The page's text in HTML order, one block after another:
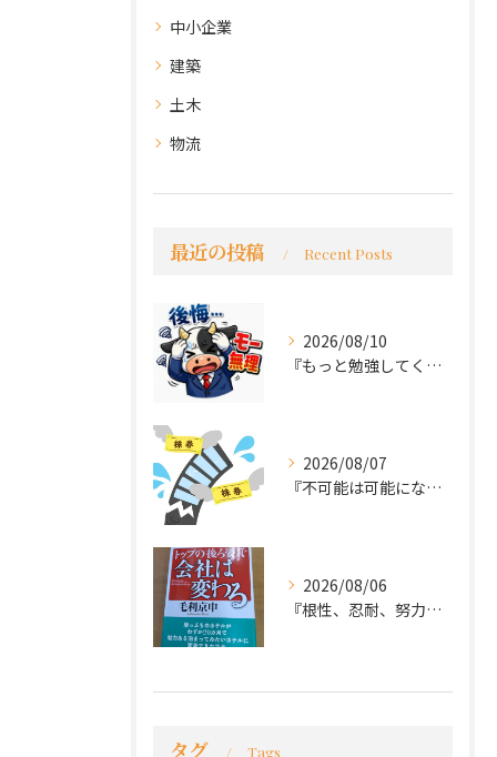
中小企業
建築
土木
物流
最近の投稿 Recent Posts
2026/08/10
『もっと勉強してくれば良かった～後悔先にたたず』
2026/08/07
『不可能は可能になる』
2026/08/06
『根性、忍耐、努力という言葉は死語なのか』
タグ Tags